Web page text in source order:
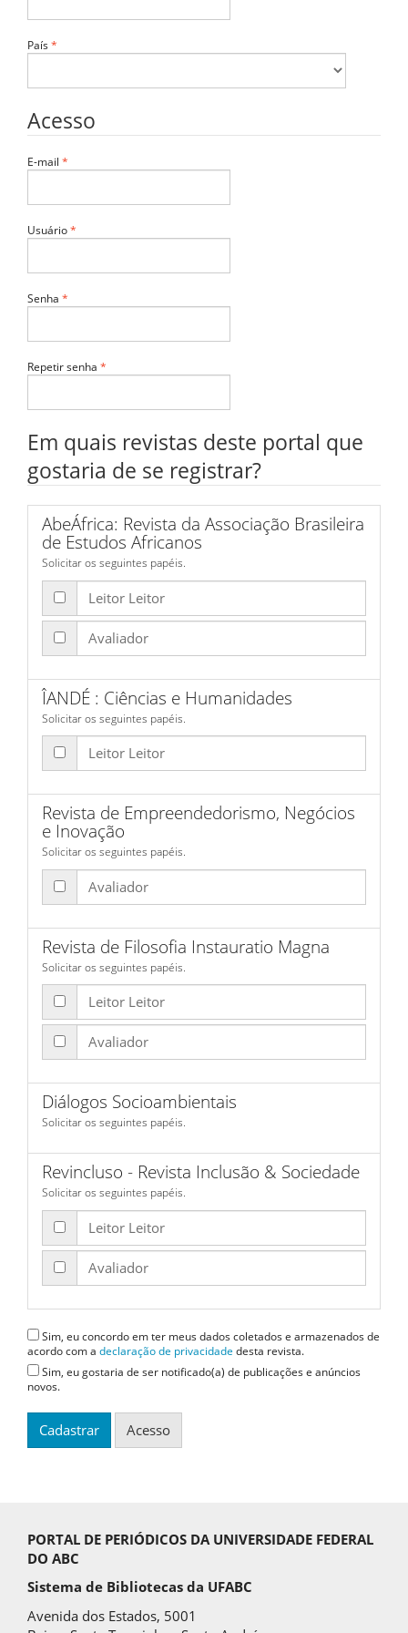
País*
Acesso
E-mail *
Usuário*
Senha *
Repetir senha *
Em quais revistas deste portal que
gostaria de se registrar?
AbeÁfrica: Revista da Associação Brasileira
de Estudos Africanos
Solicitar os seguintes papéis.
Leitor Leitor
Avaliador
ÎANDÉ : Ciências e Humanidades
Solicitar os seguintes papéis.
Leitor Leitor
Revista de Empreendedorismo, Negócios
e Inovação
Solicitar os seguintes papéis.
Avaliador
Revista de Filosofia Instauratio Magna
Solicitar os seguintes papéis.
Leitor Leitor
Avaliador
Diálogos Socioambientais
Solicitar os seguintes papéis.
Revincluso - Revista Inclusão & Sociedade
Solicitar os seguintes papéis.
Leitor Leitor
Avaliador
Sim, eu concordo em ter meus dados coletados e armazenados de
acordo com a declaração de privacidade desta revista.
novos.
Cadastrar Acesso
PORTAL DE PERIÓDICOS DA UNIVERSIDADE FEDERAL
DO ABC
Sistema de Bibliotecas da UFABC
Avenida dos Estados, 5001